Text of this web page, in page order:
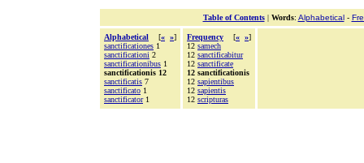
Table of Contents| Words: Alphabetical-
Alphabetical [« »]
sanctificationes 1
sanctificationi 2
sanctificationibus 1
sanctificationis 12
sanctificatis 7
sanctificato 1
sanctificator1
Frequency [« »]
12 samech
12 sanctificabitur
12 sanctificate
12 sanctificationis
12 sapientibus
12 sapientis
12 scripturas